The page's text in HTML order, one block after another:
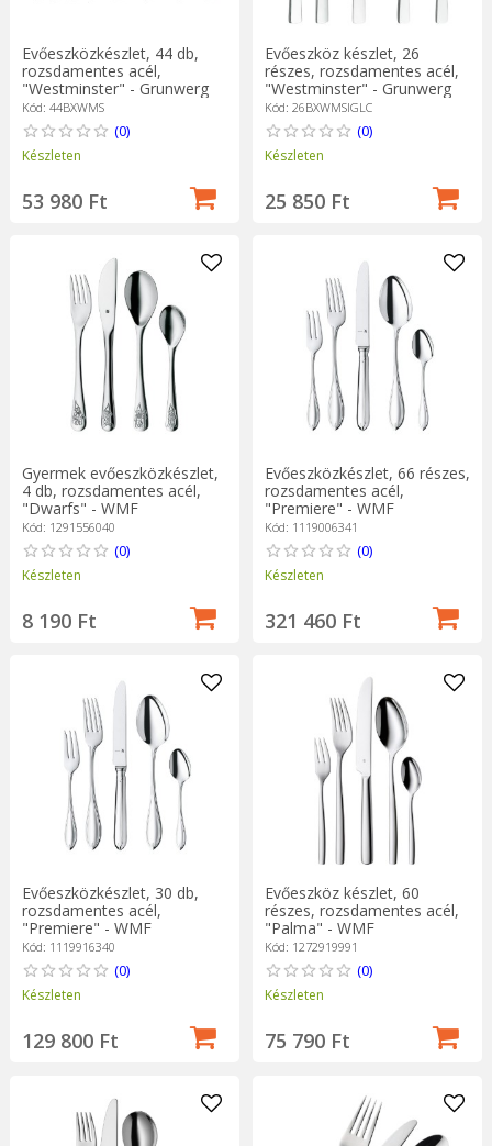
Evőeszközkészlet, 44 db,
rozsdamentes acél,
"Westminster" - Grunwerg
Kód: 44BXWMS
(0)
Készleten
53 980 Ft
Evőeszköz készlet, 26
részes, rozsdamentes acél,
"Westminster" - Grunwerg
Kód: 26BXWMSIGLC
(0)
Készleten
25 850 Ft
Gyermek evőeszközkészlet,
4 db, rozsdamentes acél,
"Dwarfs" - WMF
Kód: 1291556040
(0)
Készleten
8 190 Ft
Evőeszközkészlet, 66 részes,
rozsdamentes acél,
"Premiere" - WMF
Kód: 1119006341
(0)
Készleten
321 460 Ft
Evőeszközkészlet, 30 db,
rozsdamentes acél,
"Premiere" - WMF
Kód: 1119916340
(0)
Készleten
129 800 Ft
Evőeszköz készlet, 60
részes, rozsdamentes acél,
"Palma" - WMF
Kód: 1272919991
(0)
Készleten
75 790 Ft